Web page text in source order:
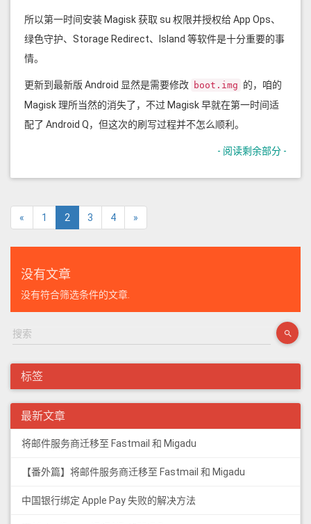
所以第一时间安装 Magisk 获取 su 权限并授权给 App Ops、
绿色守护、Storage Redirect、Island 等软件是十分重要的事
情。
更新到最新版 Android 显然是需要修改 boot.img 的，咱的
Magisk 理所当然的消失了，不过 Magisk 早就在第一时间适
配了 Android Q，但这次的刷写过程并不怎么顺利。
- 阅读剩余部分 -
« 1 2 3 4 »
没有文章
没有符合筛选条件的文章.
标签
最新文章
将邮件服务商迁移至 Fastmail 和 Migadu
【番外篇】将邮件服务商迁移至 Fastmail 和 Migadu
中国银行绑定 Apple Pay 失败的解决方法